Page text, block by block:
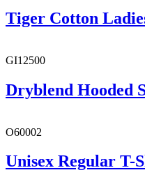
Tiger Cotton
GI12500
Dryblend Hooded
O60002
Unisex Regular T-